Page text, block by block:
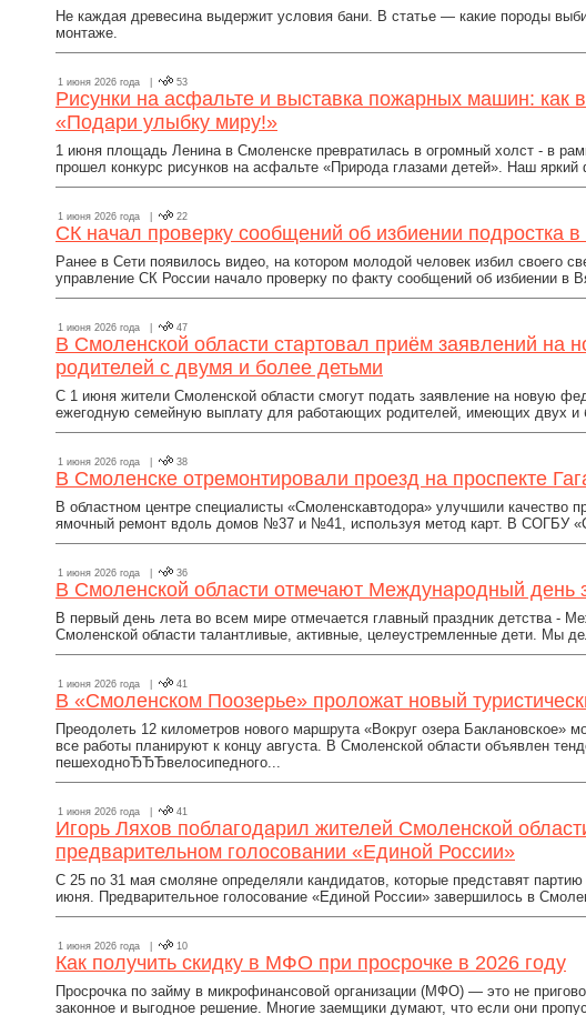
Не каждая древесина выдержит условия бани. В статье — какие породы
монтаже.
1 июня 2026 года | 53
Рисунки на асфальте и выставка пожарных машин: как
«Подари улыбку миру!»
1 июня площадь Ленина в Смоленске превратилась в огромный холст - в
прошел конкурс рисунков на асфальте «Природа глазами детей». Наш яркий
1 июня 2026 года | 22
СК начал проверку сообщений об избиении подростка
Ранее в Сети появилось видео, на котором молодой человек избил своего
управление СК России начало проверку по факту сообщений об избиении в
1 июня 2026 года | 47
В Смоленской области стартовал приём заявлений на
родителей с двумя и более детьми
С 1 июня жители Смоленской области смогут подать заявление на новую
ежегодную семейную выплату для работающих родителей, имеющих двух и
1 июня 2026 года | 38
В Смоленске отремонтировали проезд на проспекте
В областном центре специалисты «Смоленскавтодора» улучшили качество
ямочный ремонт вдоль домов №37 и №41, используя метод карт. В СОГБУ
1 июня 2026 года | 36
В Смоленской области отмечают Международный день
В первый день лета во всем мире отмечается главный праздник детства -
Смоленской области талантливые, активные, целеустремленные дети. Мы
1 июня 2026 года | 41
В «Смоленском Поозерье» проложат новый
Преодолеть 12 километров нового маршрута «Вокруг озера Баклановское»
все работы планируют к концу августа. В Смоленской области объявлен
пешеходноЂЂЂвелосипедного...
1 июня 2026 года | 41
Игорь Ляхов поблагодарил жителей Смоленской
предварительном голосовании «Единой России»
С 25 по 31 мая смоляне определяли кандидатов, которые представят
июня. Предварительное голосование «Единой России» завершилось в
1 июня 2026 года | 10
Как получить скидку в МФО при просрочке в 2026 году
Просрочка по займу в микрофинансовой организации (МФО) — это не
законное и выгодное решение. Многие заемщики думают, что если они